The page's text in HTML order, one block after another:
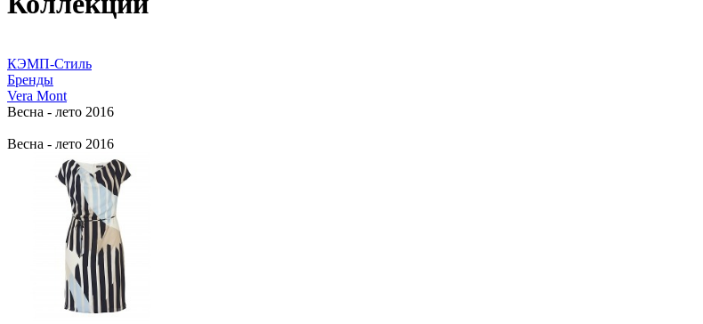
КЭМП-Стиль
Бренды
Vera Mont
Весна - лето 2016
Весна - лето 2016